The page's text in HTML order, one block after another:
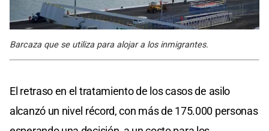
Barcaza que se utiliza para alojar a los inmigrantes.
El retraso en el tratamiento de los casos de asilo
alcanzó un nivel récord, con más de 175.000 personas